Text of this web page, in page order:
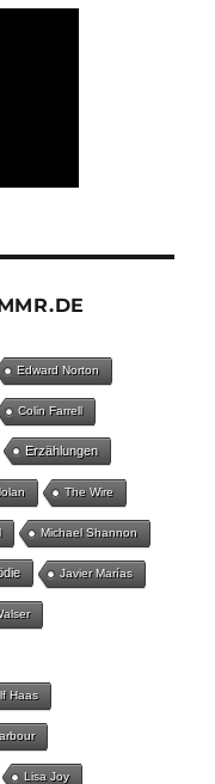
Edward Norton
Colin Farrell
Erzählungen
The Wire
Michael Shannon
Javier Marías
Haas
Lisa Joy